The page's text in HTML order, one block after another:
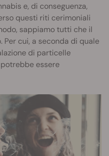
e, di conseguenza,
questi riti cerimoniali
sappiamo tutti che il
cui, a seconda di quale
di particelle
essere